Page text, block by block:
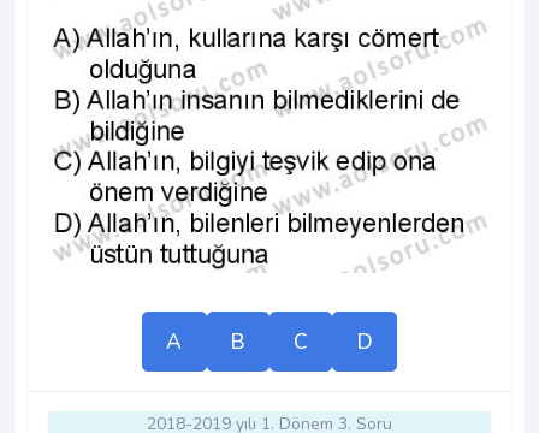
A B C D
2018-2019 yılı 1. Dönem 3. Soru